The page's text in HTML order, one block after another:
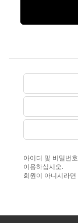
아이디 및 비밀번
이용하십시오.
회원이 아니시라면